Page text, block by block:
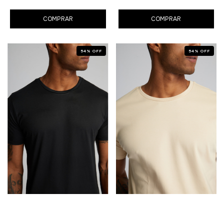
COMPRAR COMPRAR
54 % OFF 54 % OFF